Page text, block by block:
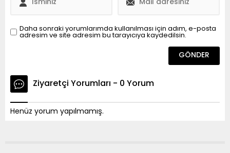
Daha sonraki yorumlarımda kullanılması için adım, e-posta
adresim ve site adresim bu tarayıcıya kaydedilsin.
Ziyaretçi Yorumları - 0 Yorum
Henüz yorum yapılmamış.